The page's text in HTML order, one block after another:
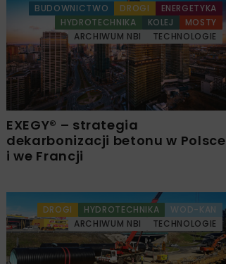
BUDOWNICTWO DROGI
ENERGETYKA
HYDROTECHNIKA
KOLEJ
MOSTY
ARCHIWUM NBI
TECHNOLOGIE
EXEGY® – strategia
dekarbonizacji betonu w Polsce
i we Francji
DROGI HYDROTECHNIKA
WOD-KAN
ARCHIWUM NBI
TECHNOLOGIE